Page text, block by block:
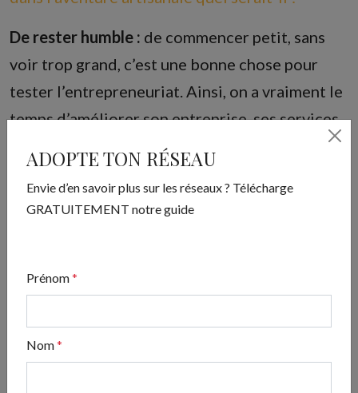
ADOPTE TON RÉSEAU
Envie d’en savoir plus sur les réseaux ? Télécharge
GRATUITEMENT notre guide
Prénom*
Nom*
De rester humble : de commencer petit, sans
voir trop grand, c’est une bonne chose pour
tester l’entrepreneuriat. Ainsi, on a vraiment le
temps d’améliorer son entreprise, ses services
et de voir les choses. On a vraiment le temps de
se stabiliser. Du moins, c’est comme ça que je
fonctionne et je le recommande.
Partagez cet article !